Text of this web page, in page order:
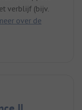
verblijf (bijv.
over de